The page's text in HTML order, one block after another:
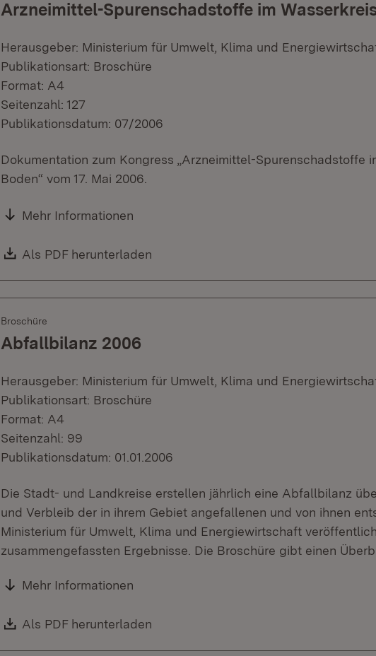
Arzneimittel-Spurenschadstoffe im
Herausgeber: Ministerium für Umwelt, Klima und
Publikationsart: Broschüre
Format: A4
Seitenzahl: 127
Publikationsdatum: 07/2006
Dokumentation zum Kongress „Arzneimittel-Spurenschadstoffe
Boden“ vom 17. Mai 2006.
Mehr Informationen
Download:
Als PDF herunterladen
Broschüre
Abfallbilanz 2006
Herausgeber: Ministerium für Umwelt, Klima und
Publikationsart: Broschüre
Format: A4
Seitenzahl: 99
Publikationsdatum: 01.01.2006
Die Stadt- und Landkreise erstellen jährlich eine Abfallbilanz
und Verbleib der in ihrem Gebiet angefallenen und von ihnen
Ministerium für Umwelt, Klima und Energiewirtschaft
zusammengefassten Ergebnisse. Die Broschüre gibt einen
Mehr Informationen
Download:
Als PDF herunterladen